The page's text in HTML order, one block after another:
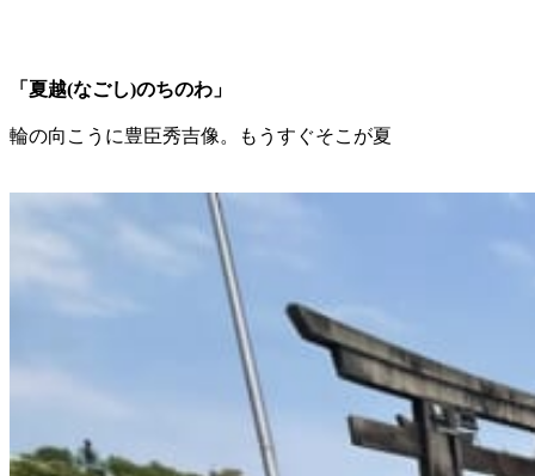
「夏越(なごし)のちのわ」
輪の向こうに豊臣秀吉像。もうすぐそこが夏